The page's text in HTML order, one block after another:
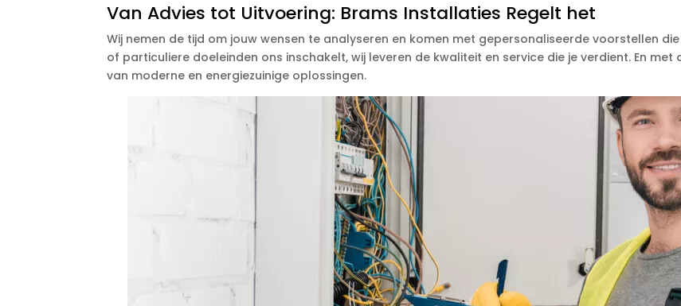
Van Advies tot Uitvoering: Brams Installaties Regelt het
Wij nemen de tijd om jouw wensen te analyseren en komen met gepersonaliseerde voorstellen
of particuliere doeleinden ons inschakelt, wij leveren de kwaliteit en service die je verdient. En
van moderne en energiezuinige oplossingen.